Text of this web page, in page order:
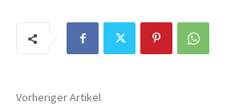
Vorheriger Artikel